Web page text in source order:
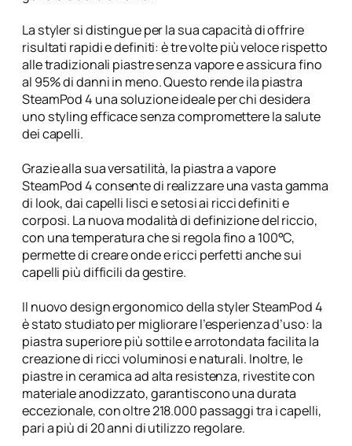
t
e
d
e
d
i
t
i
o
n
–
L
'
O
r
e
a
l
q
u
a
n
t
i
t
à
La styler si distingue per la sua capacità di offrire
risultati rapidi e definiti: è tre volte più veloce rispetto
alle tradizionali piastre senza vapore e assicura fino
al 95% di danni in meno. Questo rende ila piastra
SteamPod 4 una soluzione ideale per chi desidera
uno styling efficace senza compromettere la salute
dei capelli.
Grazie alla sua versatilità, la piastra a vapore
SteamPod 4 consente di realizzare una vasta gamma
di look, dai capelli lisci e setosi ai ricci definiti e
corposi. La nuova modalità di definizione del riccio,
con una temperatura che si regola fino a 100°C,
permette di creare onde e ricci perfetti anche sui
capelli più difficili da gestire.
Il nuovo design ergonomico della styler SteamPod 4
è stato studiato per migliorare l’esperienza d’uso: la
piastra superiore più sottile e arrotondata facilita la
creazione di ricci voluminosi e naturali. Inoltre, le
piastre in ceramica ad alta resistenza, rivestite con
materiale anodizzato, garantiscono una durata
eccezionale, con oltre 218.000 passaggi tra i capelli,
pari a più di 20 anni di utilizzo regolare.